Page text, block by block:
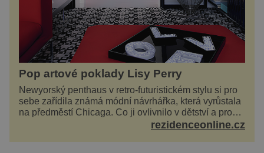
Pop artové poklady Lisy Perry
Newyorský penthaus v retro-futuristickém stylu si pro
sebe zařídila známá módní návrhářka, která vyrůstala
na předměstí Chicaga. Co ji ovlivnilo v dětství a proč
vypadá její domov právě takto? Interié...rezidenceonline.cz